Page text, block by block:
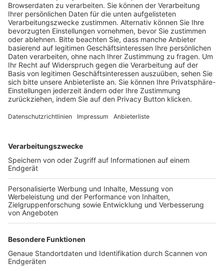
Trainerausbildung
Schulungsangebot Vereinsmitarbeiter
BFV-Geschäftsstellen
Trainerbörse
Login SpielPlus
FOLGE DEM BFV
TOP-VEREINE
TOP-PARTNER